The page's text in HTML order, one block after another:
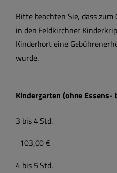
Bitte beachten Sie, dass
in den Feldkirchner
Kinderhort eine
wurde.
Kindergarten (ohne Essens-
3 bis 4 Std.
103,00 €
4 bis 5 Std.